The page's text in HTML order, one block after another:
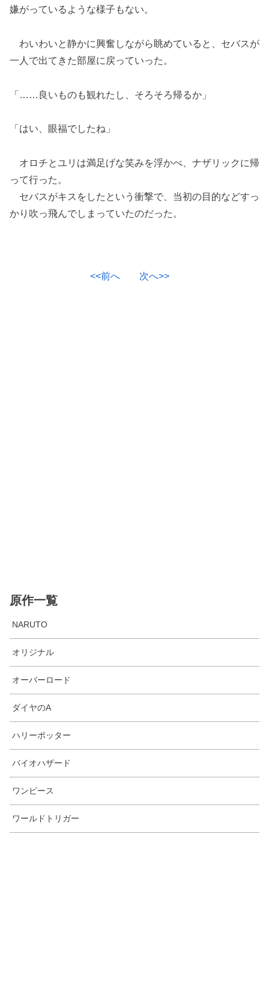
嫌がっているような様子もない。
わいわいと静かに興奮しながら眺めていると、セバスが
一人で出てきた部屋に戻っていった。
「……良いものも観れたし、そろそろ帰るか」
「はい、眼福でしたね」
オロチとユリは満足げな笑みを浮かべ、ナザリックに帰
って行った。
セバスがキスをしたという衝撃で、当初の目的などすっ
かり吹っ飛んでしまっていたのだった。
<<前へ 次へ>>
原作一覧
NARUTO
オリジナル
オーバーロード
ダイヤのA
ハリーポッター
バイオハザード
ワンピース
ワールドトリガー